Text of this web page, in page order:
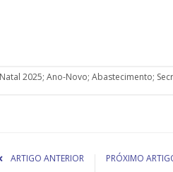
2025; Ano-Novo; Abastecimento;
ARTIGO ANTERIOR PRÓXIMO